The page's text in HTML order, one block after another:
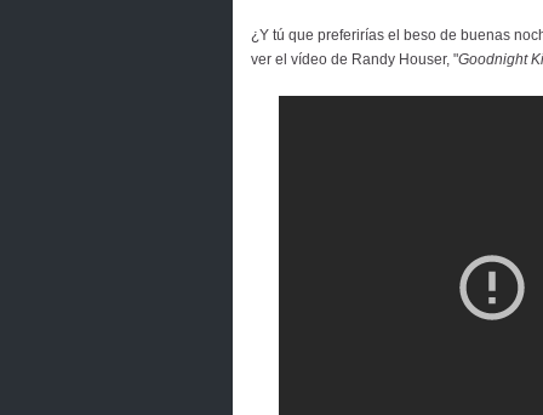
¿Y tú que preferirías el beso de buenas
ver el vídeo de Randy Houser, "Goodnight